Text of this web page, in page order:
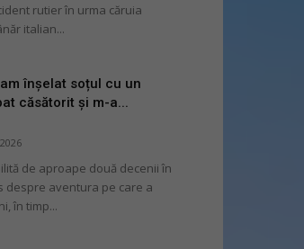
rutier în urma căruia
italian...
înșelat soțul cu un
căsătorit și m-a...
de aproape două decenii în
despre aventura pe care a
în timp...